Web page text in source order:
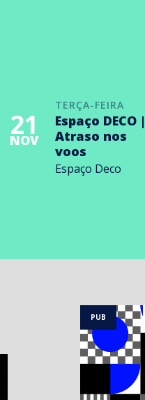
TERÇA-FEIRA
21
NOV
Espaço DECO |
Atraso nos
voos
Espaço Deco